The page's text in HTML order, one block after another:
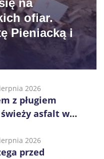
na
ofiar.
Pieniacką i
2026
z pługiem
świeży asfalt w
2026
przed